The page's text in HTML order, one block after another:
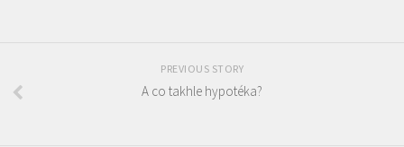
PREVIOUS STORY
A co takhle hypotéka?